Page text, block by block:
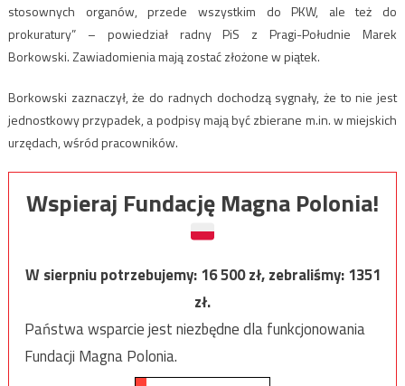
stosownych organów, przede wszystkim do PKW, ale też do
prokuratury” – powiedział radny PiS z Pragi-Południe Marek
Borkowski. Zawiadomienia mają zostać złożone w piątek.
Borkowski zaznaczył, że do radnych dochodzą sygnały, że to nie jest
jednostkowy przypadek, a podpisy mają być zbierane m.in. w miejskich
urzędach, wśród pracowników.
Wspieraj Fundację Magna Polonia!
W sierpniu potrzebujemy:16 500zł, zebraliśmy:1351
zł.
Państwa wsparcie jest niezbędne dla funkcjonowania
Fundacji Magna Polonia.